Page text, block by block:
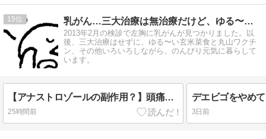
15 乳がん…三大治療は無治療だけど、ゆる〜り元気に暮らしています
2013年2月の検診で左胸に乳がんが見つかりました。以
後、三大治療はせずに、ゆる〜い玄米菜食と丸山ワクチ
ン、その他いろいろしながら、のんびり元気に暮らして
います。
【アナストロゾールの副作用？】頭痛が治まった漢方薬と、寝不足でやる気ゼロの日
25時間前
デエビゴをやめ
3日前